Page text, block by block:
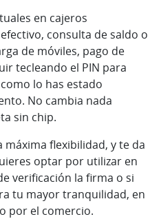
en cajeros
consulta de saldo o
de móviles, pago de
tecleando el PIN para
lo has estado
No cambia nada
sin chip.
flexibilidad, y te da
optar por utilizar en
verificación la firma o si
tu mayor tranquilidad, en
por el comercio.